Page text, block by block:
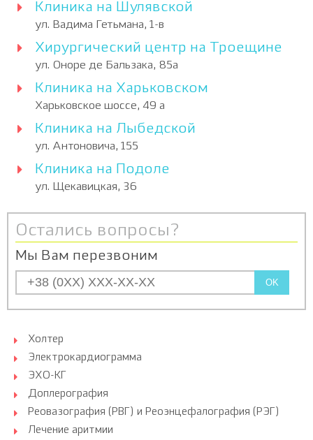
Клиника на Шулявской
ул. Вадима Гетьмана, 1-в
Хирургический центр на Троещине
ул. Оноре де Бальзака, 85а
Клиника на Харьковском
Харьковское шоссе, 49 а
Клиника на Лыбедской
ул. Антоновича, 155
Клиника на Подоле
ул. Щекавицкая, 36
Остались вопросы?
Мы Вам перезвоним
OK
Холтер
Электрокардиограмма
ЭХО-КГ
Доплерография
Реовазография (РВГ) и Реоэнцефалография (РЭГ)
Лечение аритмии